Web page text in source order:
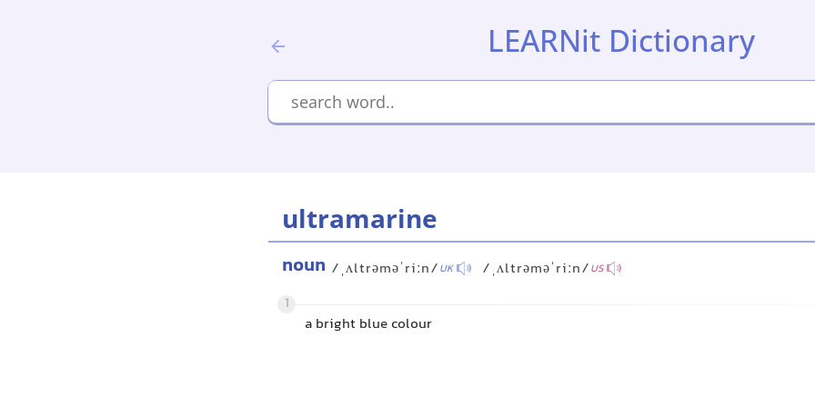
LEARNit Dictionary
ultramarine
noun /ˌʌltrəməˈriːn/UK /ˌʌltrəməˈriːn/US
1
a bright blue colour